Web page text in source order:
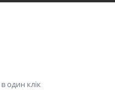
один клік